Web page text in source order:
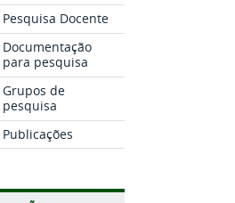
Pesquisa Docente
Documentação
para pesquisa
Grupos de
pesquisa
Publicações